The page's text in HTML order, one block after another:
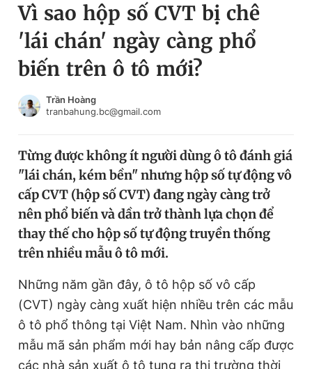
Chuyên mục
Chuyên mục khác
Chào ngày mới
Video Magazine
Sản phẩm khác
Thông tin tòa soạn Liên hệ quảng cáo
Đổi mật khẩu
Tin đã lưu
Vì sao hộp số CVT bị chê
'lái chán' ngày càng phổ
biến trên ô tô mới?
Trần Hoàng
tranbahung.bc@gmail.com
Từng được không ít người dùng ô tô đánh giá
"lái chán, kém bền" nhưng hộp số tự động vô
cấp CVT (hộp số CVT) đang ngày càng trở
nên phổ biến và dần trở thành lựa chọn để
thay thế cho hộp số tự động truyền thống
trên nhiều mẫu ô tô mới.
Những năm gần đây, ô tô hộp số vô cấp
(CVT) ngày càng xuất hiện nhiều trên các mẫu
ô tô phổ thông tại Việt Nam. Nhìn vào những
mẫu mã sản phẩm mới hay bản nâng cấp được
các nhà sản xuất ô tô tung ra thị trường thời